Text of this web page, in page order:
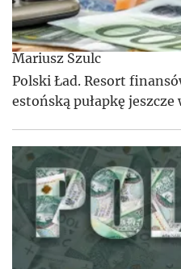
Mariusz Szulc
Polski Ład. Resort
estońską pułapkę